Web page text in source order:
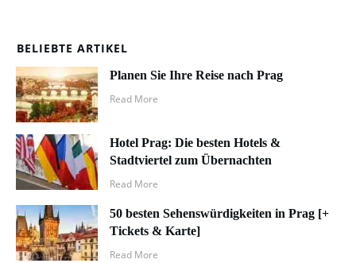
BELIEBTE ARTIKEL
Planen Sie Ihre Reise nach Prag
Read More
Hotel Prag: Die besten Hotels &
Stadtviertel zum Übernachten
Read More
50 besten Sehenswürdigkeiten in Prag [+
Tickets & Karte]
Read More